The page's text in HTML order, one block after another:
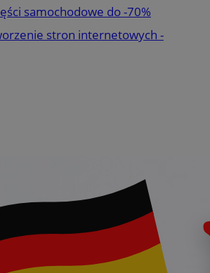
samochodowe do -70%
stron internetowych -